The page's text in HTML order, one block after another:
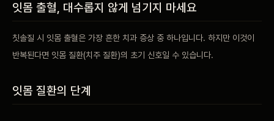
예약 안내
블로그
잇몸 출혈, 대수롭지 않게 넘기지 마세요
칫솔질 시 잇몸 출혈은 가장 흔한 치과 증상 중 하나입니다. 하지만 이것이
반복된다면 잇몸 질환(치주 질환)의 초기 신호일 수 있습니다.
잇몸 질환의 단계